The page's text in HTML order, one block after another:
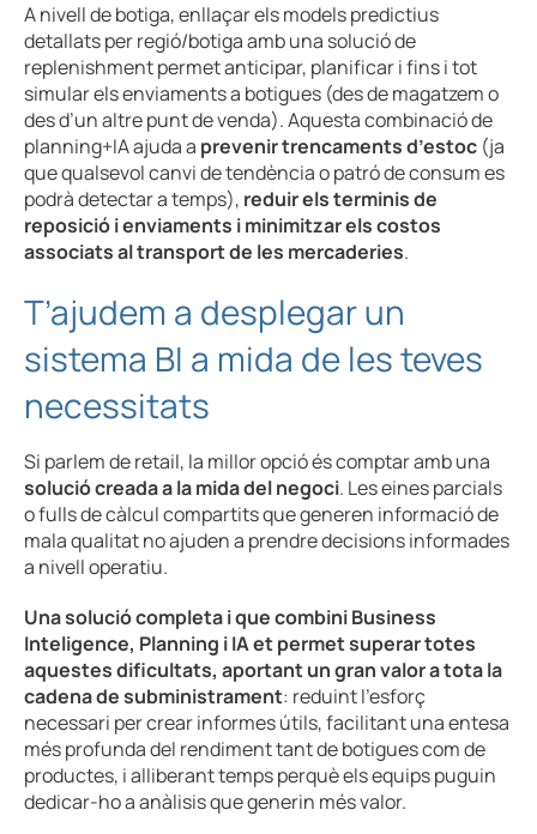
A nivell de botiga, enllaçar els models predictius
detallats per regió/botiga amb una solució de
replenishment permet anticipar, planificar i fins i tot
simular els enviaments a botigues (des de magatzem o
des d’un altre punt de venda). Aquesta combinació de
planning+IA ajuda a prevenir trencaments d’estoc (ja
que qualsevol canvi de tendència o patró de consum es
podrà detectar a temps), reduir els terminis de
reposició i enviaments i minimitzar els costos
associats al transport de les mercaderies.
T’ajudem a desplegar un
sistema BI a mida de les teves
necessitats
Si parlem de retail, la millor opció és comptar amb una
solució creada a la mida del negoci. Les eines parcials
o fulls de càlcul compartits que generen informació de
mala qualitat no ajuden a prendre decisions informades
a nivell operatiu.
Una solució completa i que combini Business
Inteligence, Planning i IA et permet superar totes
aquestes dificultats, aportant un gran valor a tota la
cadena de subministrament: reduint l’esforç
necessari per crear informes útils, facilitant una entesa
més profunda del rendiment tant de botigues com de
productes, i alliberant temps perquè els equips puguin
dedicar-ho a anàlisis que generin més valor.